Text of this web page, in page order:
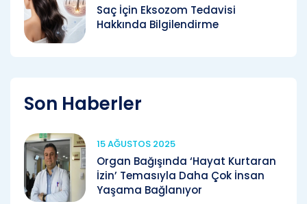
Saç İçin Eksozom Tedavisi
Hakkında Bilgilendirme
Son Haberler
15 AĞUSTOS 2025
Organ Bağışında ‘Hayat Kurtaran
İzin’ Temasıyla Daha Çok İnsan
Yaşama Bağlanıyor